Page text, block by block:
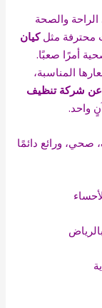
والصحة
محترفة مثلكيان
أمرًا صعبًا.
المناسبة،
عن شركة تنظيف
واحد.
صحي، ورائع دائمًا